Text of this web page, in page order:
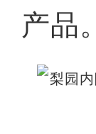
产品